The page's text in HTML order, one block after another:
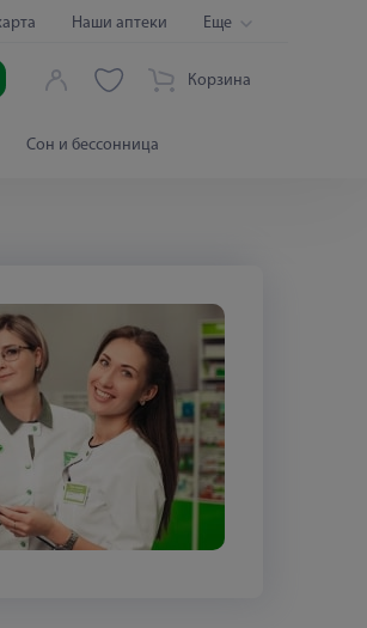
Наши аптеки Еще
Корзина
Сон и бессонница